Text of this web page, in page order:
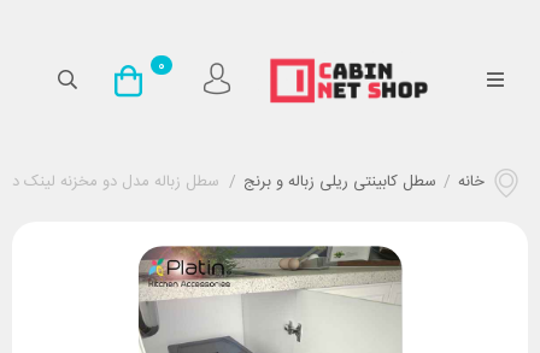
0
خانه / سطل کابینتی ریلی زباله و برنج / سطل زباله مدل دو مخزنه لینک دار